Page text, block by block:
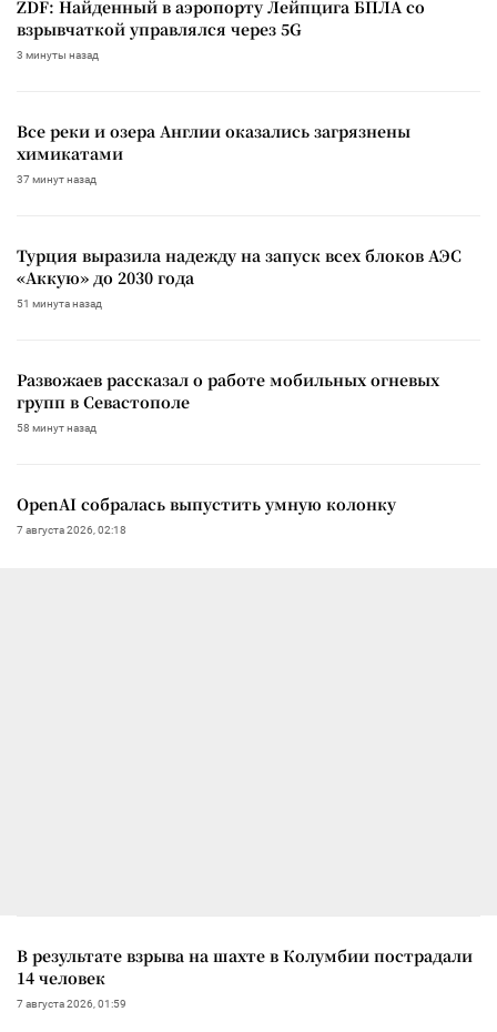
ZDF: Найденный в аэропорту Лейпцига БПЛА со
взрывчаткой управлялся через 5G
3 минуты назад
Все реки и озера Англии оказались загрязнены
химикатами
37 минут назад
Турция выразила надежду на запуск всех блоков АЭС
«Аккую» до 2030 года
51 минута назад
Развожаев рассказал о работе мобильных огневых
групп в Севастополе
58 минут назад
OpenAI собралась выпустить умную колонку
7 августа 2026, 02:18
В результате взрыва на шахте в Колумбии пострадали
14 человек
7 августа 2026, 01:59